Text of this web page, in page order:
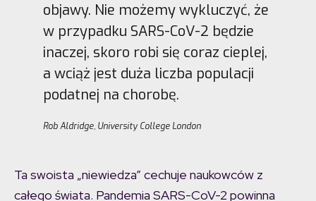
objawy. Nie możemy wykluczyć, że
w przypadku SARS-CoV-2 będzie
inaczej, skoro robi się coraz cieplej,
a wciąż jest duża liczba populacji
podatnej na chorobę.
Rob Aldridge, University College London
Ta swoista „niewiedza” cechuje naukowców z
całego świata. Pandemia SARS-CoV-2 powinna